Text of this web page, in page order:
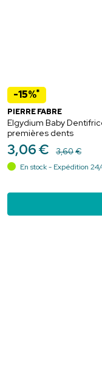
-15%*
PIERRE FABRE
Elgydium Baby
premières dents
3,06€ 3,60€
En stock - Expédition